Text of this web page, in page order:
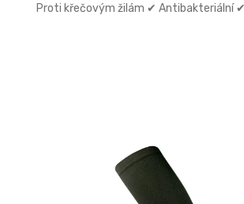
Proti křečovým žilám ✔ Antibakteriální